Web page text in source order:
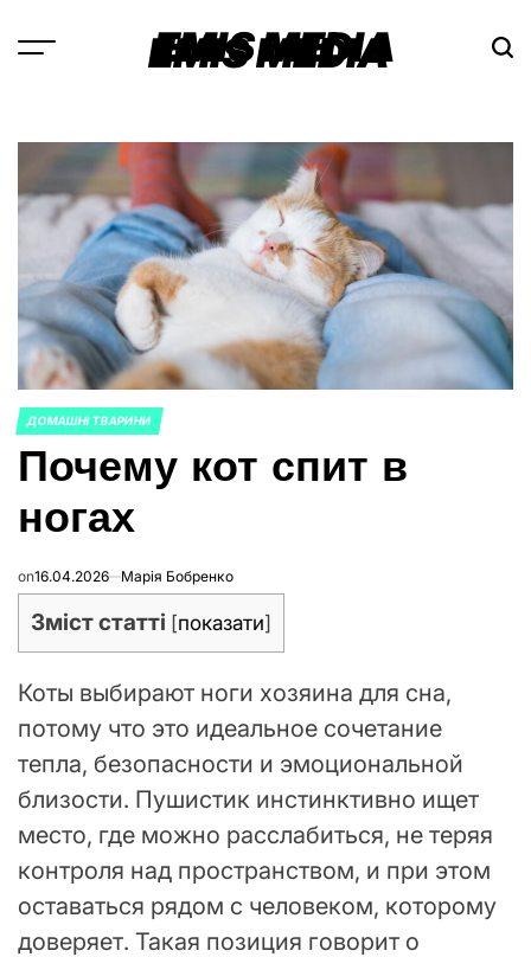
EMIS MEDIA
ОПУБЛИКОВАНО
В
ДОМАШНІ ТВАРИНИ
Почему кот спит в
ногах
on16.04.2026 Марія Бобренко
Зміст статті [показати]
Коты выбирают ноги хозяина для сна,
потому что это идеальное сочетание
тепла, безопасности и эмоциональной
близости. Пушистик инстинктивно ищет
место, где можно расслабиться, не теряя
контроля над пространством, и при этом
оставаться рядом с человеком, которому
доверяет. Такая позиция говорит о